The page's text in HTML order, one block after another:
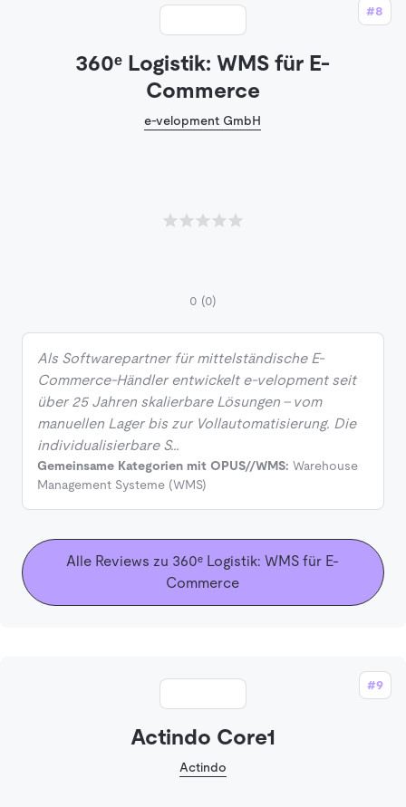
#8
360ᵉ Logistik: WMS für E-
Commerce
e-velopment GmbH
0 (0)
Als Softwarepartner für mittelständische E-
Commerce-Händler entwickelt e-velopment seit
über 25 Jahren skalierbare Lösungen – vom
manuellen Lager bis zur Vollautomatisierung. Die
individualisierbare S…
Gemeinsame Kategorien mit OPUS//WMS: Warehouse
Management Systeme (WMS)
Alle Reviews zu 360ᵉ Logistik: WMS für E-
Commerce
#9
Actindo Core1
Actindo